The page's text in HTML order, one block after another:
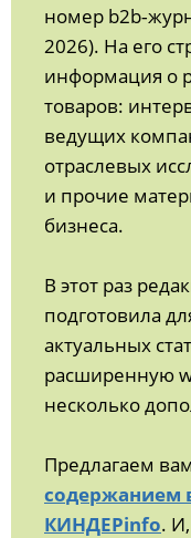
номер
2026). На его
информация о
товаров:
ведущих
отраслевых
и прочие
бизнеса.
В этот раз
подготовила
актуальных
расширенную
несколько
Предлагаем
содержанием
КИНДЕРinfo.